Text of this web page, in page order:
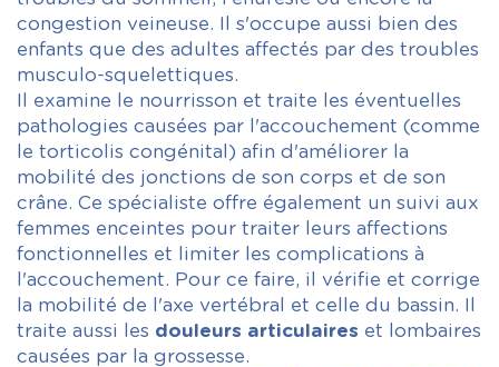
congestion veineuse. Il s'occupe aussi bien des
enfants que des adultes affectés par des troubles
musculo-squelettiques.
Il examine le nourrisson et traite les éventuelles
pathologies causées par l'accouchement (comme
le torticolis congénital) afin d'améliorer la
mobilité des jonctions de son corps et de son
crâne. Ce spécialiste offre également un suivi aux
femmes enceintes pour traiter leurs affections
fonctionnelles et limiter les complications à
l'accouchement. Pour ce faire, il vérifie et corrige
la mobilité de l'axe vertébral et celle du bassin. Il
traite aussi les douleurs articulaires et lombaires
causées par la grossesse.